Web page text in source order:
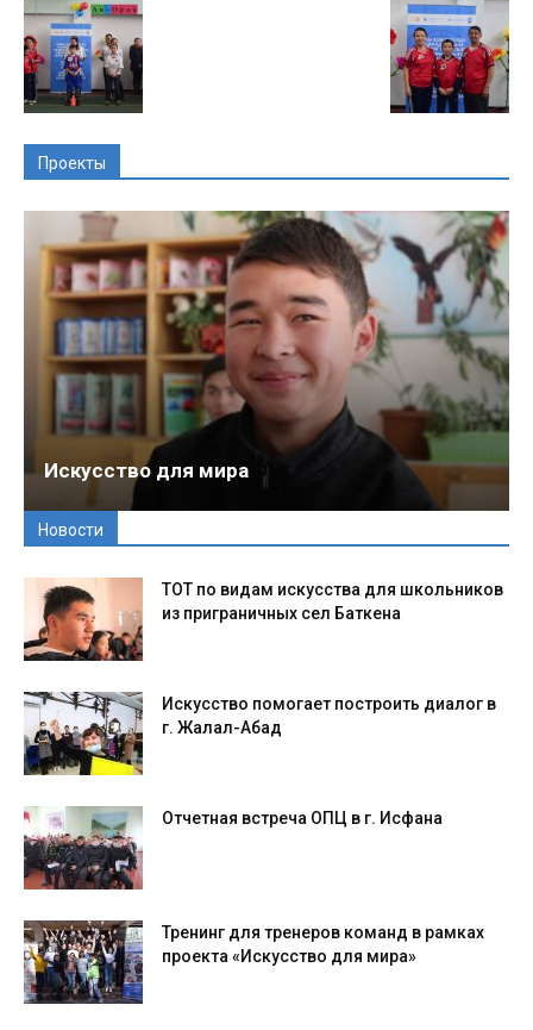
Проекты
Искусство для мира
Новости
ТОТ по видам искусства для школьников
из приграничных сел Баткена
Искусство помогает построить диалог в
г. Жалал-Абад
Отчетная встреча ОПЦ в г. Исфана
Тренинг для тренеров команд в рамках
проекта «Искусство для мира»